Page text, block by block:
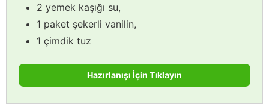
2 yemek kaşığı su,
1 paket şekerli vanilin,
1 çimdik tuz
Hazırlanışı İçin Tıklayın